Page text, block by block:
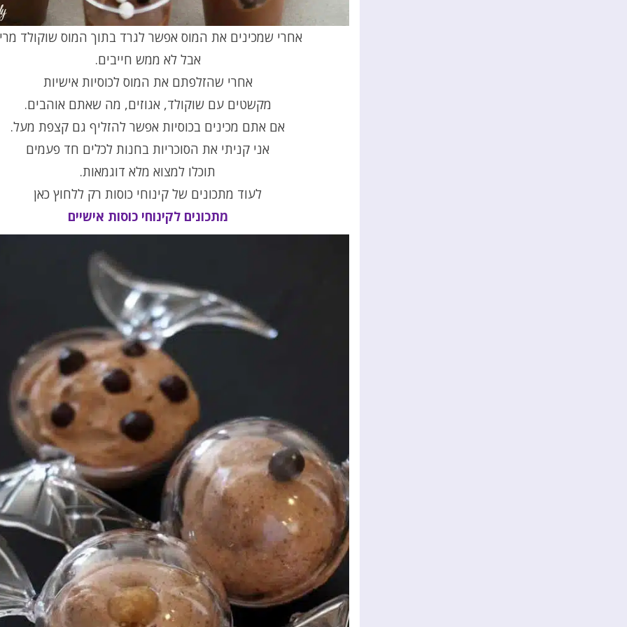
אחרי שמכינים את המוס אפשר לגרד בתוך המוס שוקולד
אבל לא ממש חייבים.
אחרי שהזלפתם את המוס לכוסיות אישיות
מקשטים עם שוקולד, אגוזים, מה שאתם אוהבים.
אם אתם מכינים בכוסיות אפשר להזליף גם קצפת מעל.
אני קניתי את הסוכריות בחנות לכלים חד פעמים
תוכלו למצוא מלא דוגמאות.
לעוד מתכונים של קינוחי כוסות רק ללחוץ כאן
מתכונים לקינוחי כוסות אישיים